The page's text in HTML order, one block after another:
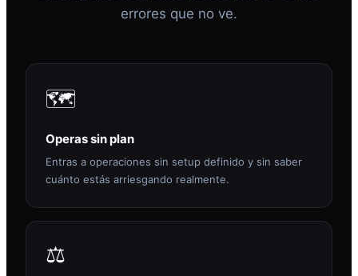
errores que no ve.
🗺️
Operas sin plan
Entras a operaciones sin setup definido y sin saber
cuánto estás arriesgando realmente.
⚖️